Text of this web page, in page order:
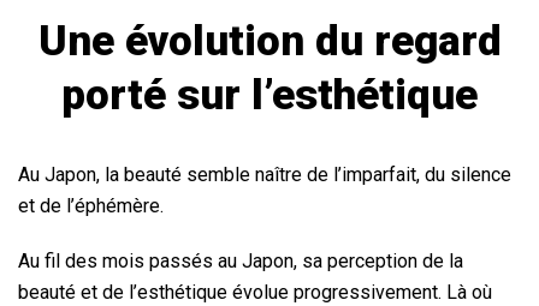
Une évolution du regard
porté sur l’esthétique
Au Japon, la beauté semble naître de l’imparfait, du silence
et de l’éphémère.
Au fil des mois passés au Japon, sa perception de la
beauté et de l’esthétique évolue progressivement. Là où